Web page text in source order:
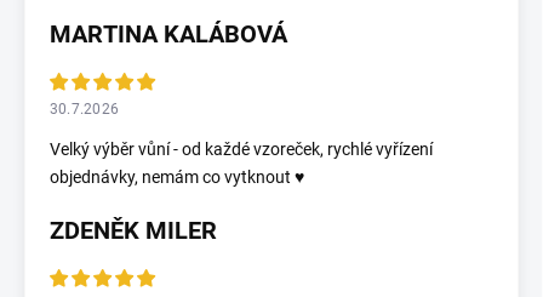
MARTINA KALÁBOVÁ
30.7.2026
Velký výběr vůní - od každé vzoreček, rychlé vyřízení
objednávky, nemám co vytknout ♥️
ZDENĚK MILER